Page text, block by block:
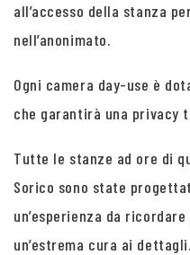
all’accesso della stanza
nell’anonimato.
Ogni camera day-use è
che garantirà una privacy
Tutte le stanze ad ore di
Sorico sono state
un’esperienza da
un’estrema cura ai dettagli.